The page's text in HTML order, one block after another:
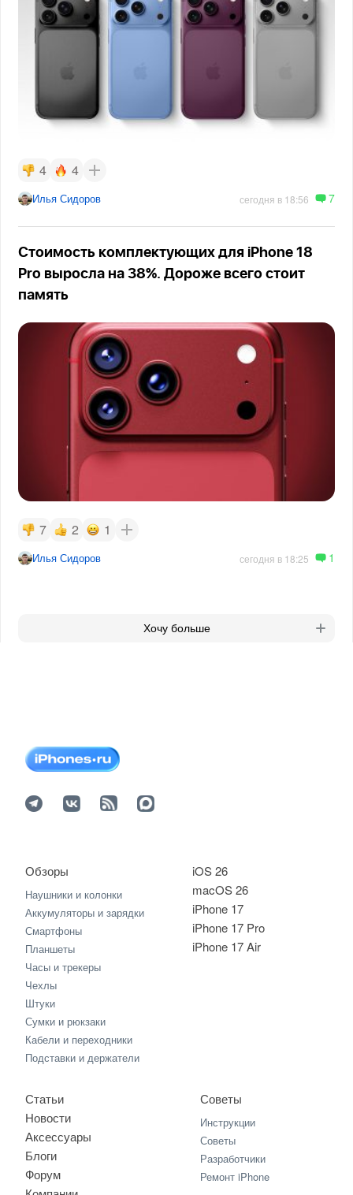
4 4
Илья Сидоров сегодня в 18:56 7
Стоимость комплектующих для iPhone 18
Pro выросла на 38%. Дороже всего стоит
память
7 2 1
Илья Сидоров сегодня в 18:25 1
Хочу больше
iOS 26
macOS 26
iPhone 17
iPhone 17 Pro
iPhone 17 Air
Обзоры
Наушники и колонки
Аккумуляторы и зарядки
Смартфоны
Планшеты
Часы и трекеры
Чехлы
Штуки
Сумки и рюкзаки
Кабели и переходники
Подставки и держатели
Статьи
Новости
Аксессуары
Блоги
Форум
Советы
Инструкции
Советы
Разработчики
Ремонт iPhone